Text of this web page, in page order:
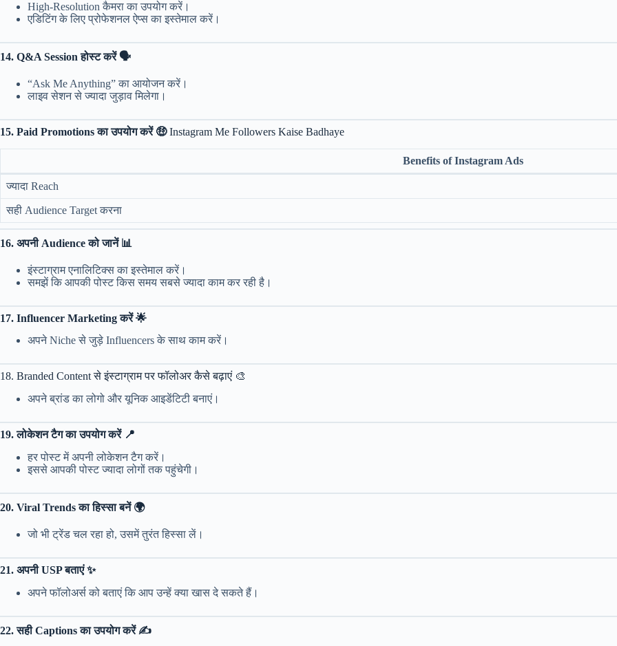
High-Resolution कैमरा का उपयोग करें।
एडिटिंग के लिए प्रोफेशनल ऐप्स का इस्तेमाल करें।
14. Q&A Session होस्ट करें 🗣️
“Ask Me Anything” का आयोजन करें।
लाइव सेशन से ज्यादा जुड़ाव मिलेगा।
15. Paid Promotions का उपयोग करें 🤑Instagram Me Followers Kaise Badhaye
Benefits of Instagram Ads
ज्यादा Reach
सही Audience Target करना
16. अपनी Audience को जानें 📊
इंस्टाग्राम एनालिटिक्स का इस्तेमाल करें।
समझें कि आपकी पोस्ट किस समय सबसे ज्यादा काम कर रही है।
17. Influencer Marketing करें 🌟
अपने Niche से जुड़े Influencers के साथ काम करें।
18. Branded Content से इंस्टाग्राम पर फॉलोअर कैसे बढ़ाएं 🎨
अपने ब्रांड का लोगो और यूनिक आइडेंटिटी बनाएं।
19. लोकेशन टैग का उपयोग करें 📍
हर पोस्ट में अपनी लोकेशन टैग करें।
इससे आपकी पोस्ट ज्यादा लोगों तक पहुंचेगी।
20. Viral Trends का हिस्सा बनें 🌍
जो भी ट्रेंड चल रहा हो, उसमें तुरंत हिस्सा लें।
21. अपनी USP बताएं ✨
अपने फॉलोअर्स को बताएं कि आप उन्हें क्या खास दे सकते हैं।
22. सही Captions का उपयोग करें ✍️